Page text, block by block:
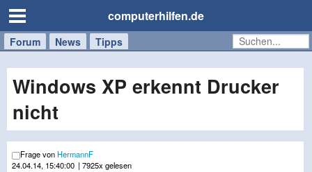
computerhilfen.de
Forum News Tipps
Handy
Tablet
Windows
Mac
Windows XP erkennt Drucker
nicht
Frage von HermannF
24.04.14, 15:40:00 | 7925x gelesen